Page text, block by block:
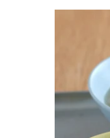
- ピエトロドレッシング